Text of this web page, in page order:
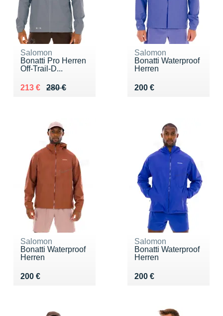
Salomon
Bonatti Pro Herren
Off-Trail-D...
280 €
Au lieu de 280 €
213 €
Vendu 213 €
Salomon
Bonatti Waterproof
Herren
200 €
Vendu 200 €
Salomon
Bonatti Waterproof
Herren
200 €
Vendu 200 €
Salomon
Bonatti Waterproof
Herren
200 €
Vendu 200 €